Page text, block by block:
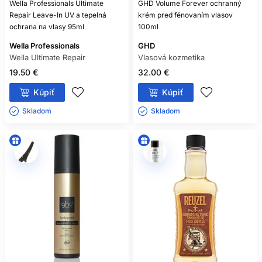
MUSÍM POUŽIŤ OCHRANU AJ
PRED FÉNOVANÍM?
Áno, ak používate teplý alebo horúci vzduch. Vyberte
produkt určený na fénovanie a aplikujte ho podľa návodu.
MÔŽEM DAŤ TERMO SPREJ NA
SUCHÉ VLASY?
Iba ak to umožňuje konkrétny výrobok. Pred žehlením alebo
CHRÁNI OLEJ VLASY PRED
Nie každý. Ochranný účinok musí byť deklarovaný pri
konkrétnom produkte.
KOĽKO PRODUKTU POUŽIŤ?
Podľa návodu, hustoty a dĺžky. Začnite menším množstvom
a zabezpečte rovnomerné rozloženie.
Wella Professionals Ultimate
Repair Leave-In UV a tepelná
ochrana na vlasy 95ml
Wella Professionals
Wella Ultimate Repair
19.50 €
Kúpiť
Skladom ㅤ
GHD Volume Forever ochranný
krém pred fénovaním vlasov
100ml
GHD
Vlasová kozmetika
32.00 €
Kúpiť
Skladom ㅤ